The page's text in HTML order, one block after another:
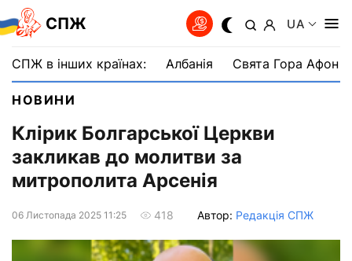
СПЖ UA
СПЖ в інших країнах: Албанія Свята Гора Афон
НОВИНИ
Клірик Болгарської Церкви
закликав до молитви за
митрополита Арсенія
06 Листопада 2025 11:25 418 Автор: Редакція СПЖ